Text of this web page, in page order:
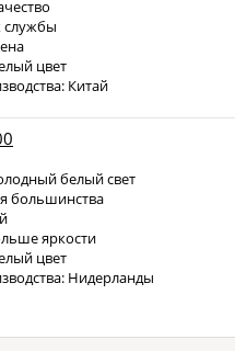
службы
цвет
Китай
белый свет
большинства
яркости
цвет
Нидерланды